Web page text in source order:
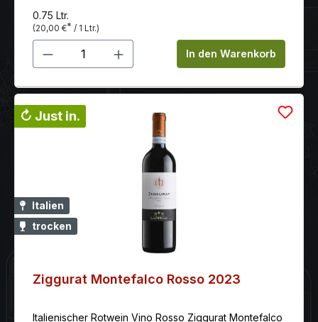
0.75 Ltr.
(20,00 €* / 1 Ltr.)
Produkt Anzahl: Gib denIn den Warenkorb
↻ Just in.
Italien
trocken
Ziggurat Montefalco Rosso 2023
Italienischer Rotwein Vino Rosso Ziggurat Montefalco